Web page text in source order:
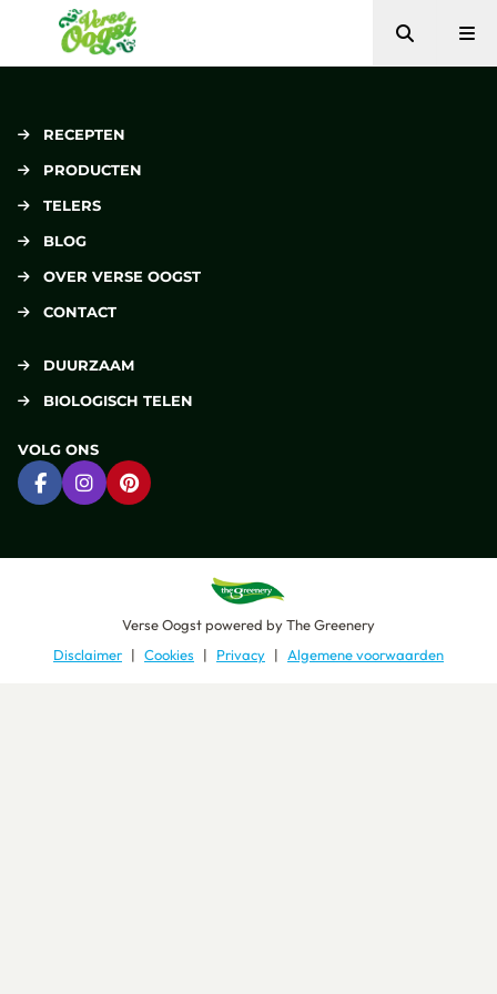
Verse Oogst
Zoeken
RECEPTEN
PRODUCTEN
TELERS
BLOG
OVER VERSE OOGST
CONTACT
DUURZAAM
BIOLOGISCH TELEN
VOLG ONS
Ga naar Facebook
Ga naar Instagram
Ga naar Pinterest
Verse Oogstpowered byThe Greenery
Disclaimer
Cookies Privacy Algemene voorwaarden